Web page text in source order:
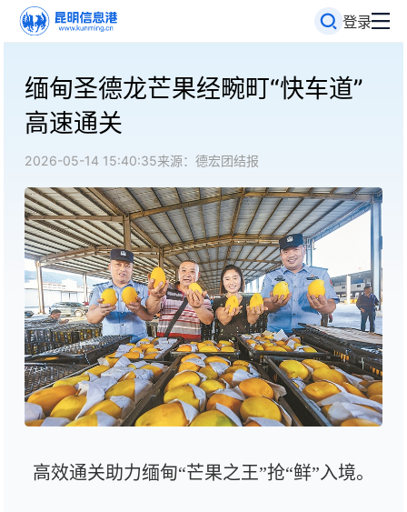
登录
缅甸圣德龙芒果经畹町“快车道”
高速通关
2026-05-14 15:40:35来源：德宏团结报
高效通关助力缅甸“芒果之王”抢“鲜”入境。